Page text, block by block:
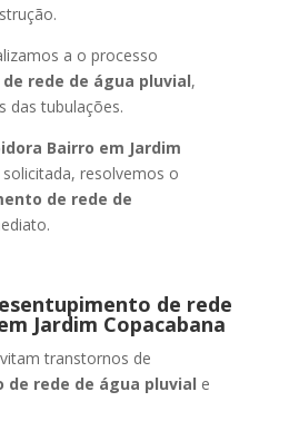
a o processo
rede de água pluvial,
das tubulações.
Bairro em Jardim
resolvemos o
de rede de
de rede
Jardim Copacabana
transtornos de
de rede de água pluvial e